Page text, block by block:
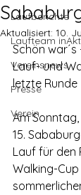
Laufberichte
Laufteam
Vereinsnews
Presse
Verein
Aktualisiert: 10.
Schön
Lauf- und
letzte Runde
Am
15.
Lauf für den
Walking-